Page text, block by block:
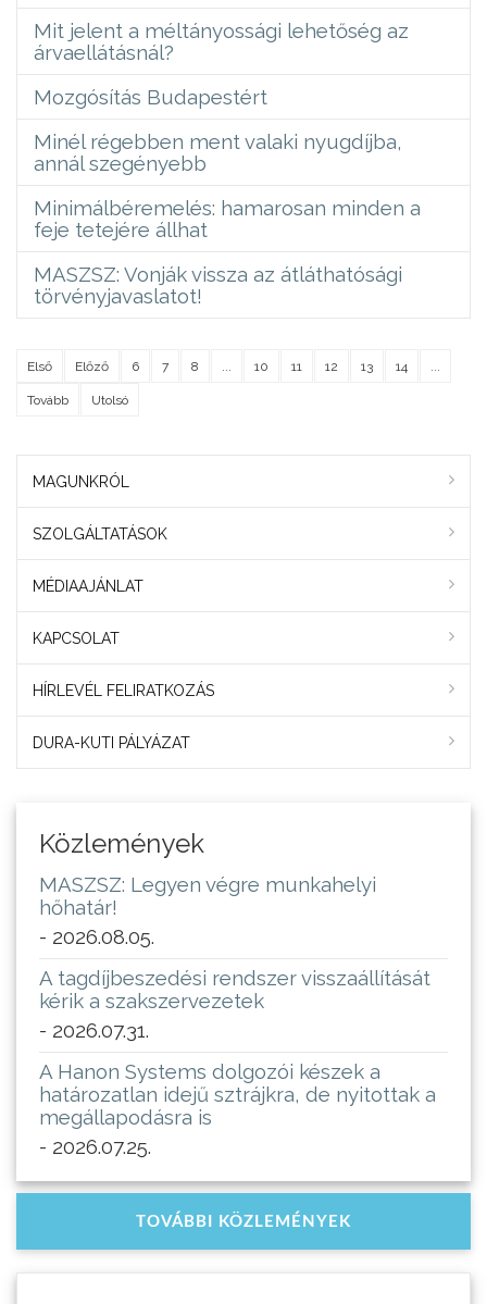
Mit jelent a méltányossági lehetőség az
árvaellátásnál?
Mozgósítás Budapestért
Minél régebben ment valaki nyugdíjba,
annál szegényebb
Minimálbéremelés: hamarosan minden a
feje tetejére állhat
MASZSZ: Vonják vissza az átláthatósági
törvényjavaslatot!
Első Előző 6 7 8 10 11 12 13 14
Tovább Utolsó
MAGUNKRÓL
SZOLGÁLTATÁSOK
MÉDIAAJÁNLAT
KAPCSOLAT
HÍRLEVÉL FELIRATKOZÁS
DURA-KUTI PÁLYÁZAT
Közlemények
MASZSZ: Legyen végre munkahelyi
hőhatár!
- 2026.08.05.
A tagdíjbeszedési rendszer visszaállítását
kérik a szakszervezetek
- 2026.07.31.
A Hanon Systems dolgozói készek a
határozatlan idejű sztrájkra, de nyitottak a
megállapodásra is
- 2026.07.25.
TOVÁBBI KÖZLEMÉNYEK